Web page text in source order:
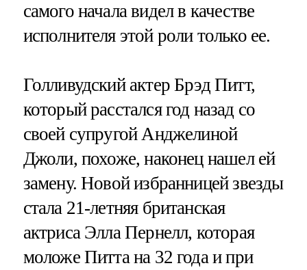
самого начала видел в качестве
исполнителя этой роли только ее.
Голливудский актер Брэд Питт,
который расстался год назад со
своей супругой Анджелиной
Джоли, похоже, наконец нашел ей
замену. Новой избранницей звезды
стала 21-летняя британская
актриса Элла Пернелл, которая
моложе Питта на 32 года и при